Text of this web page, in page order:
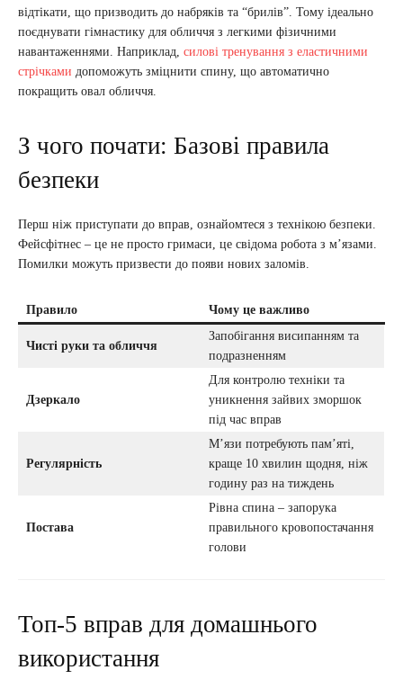
відтікати, що призводить до набряків та “брилів”. Тому ідеально
поєднувати гімнастику для обличчя з легкими фізичними
навантаженнями. Наприклад, силові тренування з еластичними
стрічками допоможуть зміцнити спину, що автоматично
покращить овал обличчя.
З чого почати: Базові правила
безпеки
Перш ніж приступати до вправ, ознайомтеся з технікою безпеки.
Фейсфітнес – це не просто гримаси, це свідома робота з м’язами.
Помилки можуть призвести до появи нових заломів.
Правило Чому це важливо
Чисті руки та обличчя
Запобігання висипанням та
подразненням
Дзеркало
Для контролю техніки та
уникнення зайвих зморшок
під час вправ
Регулярність
М’язи потребують пам’яті,
краще 10 хвилин щодня, ніж
годину раз на тиждень
Постава
Рівна спина – запорука
правильного кровопостачання
голови
Топ-5 вправ для домашнього
використання